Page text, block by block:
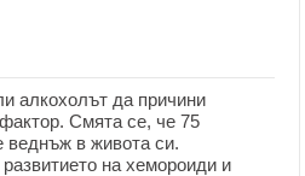
алкохолът да причини
Смята се, че 75
веднъж в живота си.
на хемороиди и